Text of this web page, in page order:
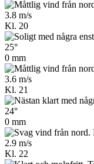
3.8 m/s
Kl. 20
25°
0 mm
3.6 m/s
Kl. 21
24°
0 mm
2.9 m/s
Kl. 22